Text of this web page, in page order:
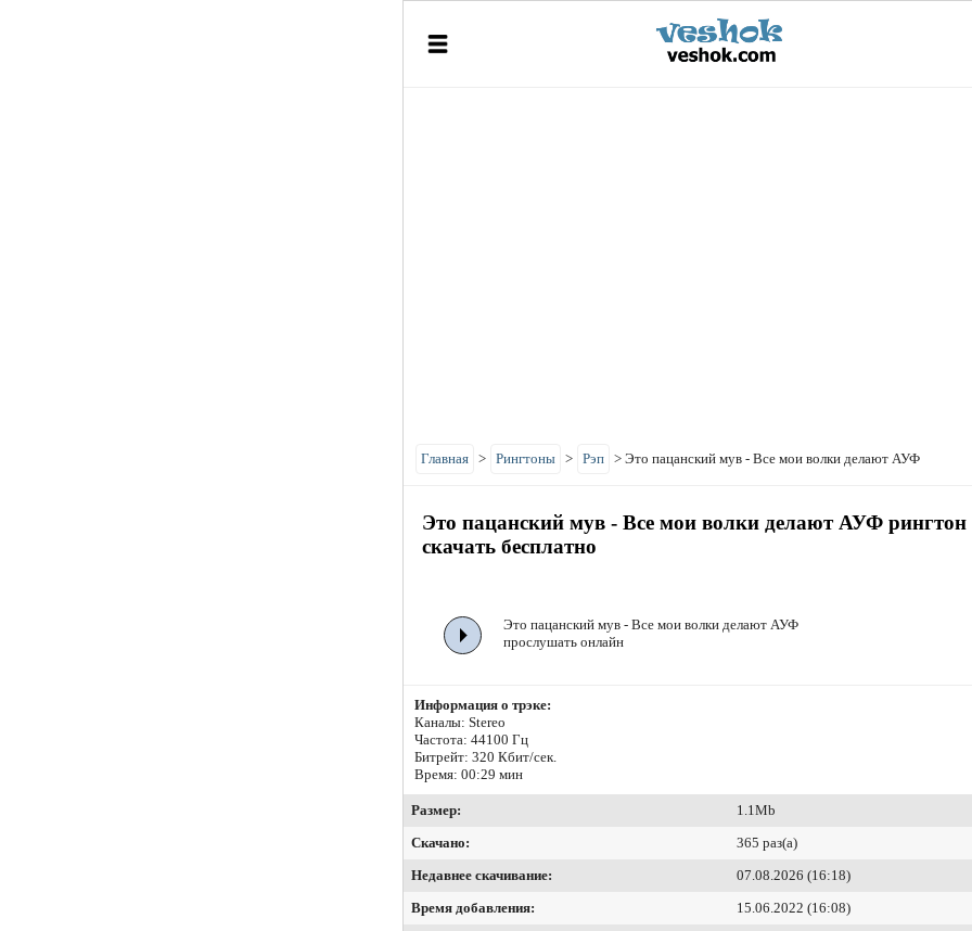
Главная > Рингтоны > Рэп > Это пацанский мув - Все мои волки делают АУФ
Это пацанский мув - Все мои волки делают АУФ рингтон
скачать бесплатно
Это пацанский мув - Все мои волки делают АУФ
прослушать онлайн
Информация о трэке:
Каналы: Stereo
Частота: 44100 Гц
Битрейт: 320 Кбит/сек.
Время: 00:29 мин
Размер:
1.1Mb
Скачано:
365 раз(а)
Недавнее скачивание:
07.08.2026 (16:18)
Время добавления:
15.06.2022 (16:08)